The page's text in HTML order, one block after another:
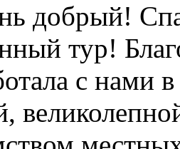
добрый!
тур!
с нами